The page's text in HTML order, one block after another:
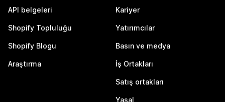
API belgeleri
Shopify Topluluğu
Shopify Blogu
Araştırma
Kariyer
Yatırımcılar
Basın ve medya
İş Ortakları
Satış ortakları
Yasal